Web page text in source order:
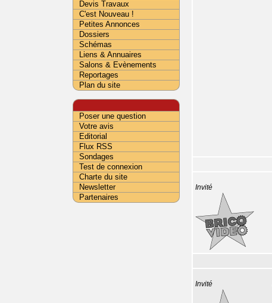
Invité
Invité
Devis Travaux
C'est Nouveau !
Petites Annonces
Dossiers
Schémas
Liens & Annuaires
Salons & Evènements
Reportages
Plan du site
Poser une question
Votre avis
Editorial
Flux RSS
Sondages
Test de connexion
Charte du site
Newsletter
Partenaires